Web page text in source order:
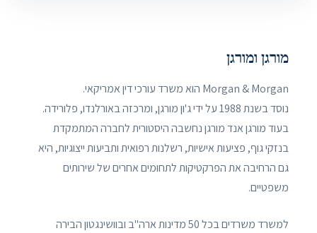
מורגן ומורגן
Morgan & Morgan הוא משרד עורכי דין אמריקאי.
נוסד בשנת 1988 על ידי ג'ון מורגן, ומרכזה באורלנדו, פלורידה.
בעוד מורגן אנד מורגן נחשבה היסטורית לחברה המתמקדת
בנזקי גוף, פציעות אישיות, רשלנות רפואית ותביעות ייצוגיות, היא
גם הרחיבה את הפרקטיקות לתחומים אחרים של שירותים
משפטיים.
למשרד משרדים בכל 50 מדינות ארה"ב ובוושינגטון הבירה